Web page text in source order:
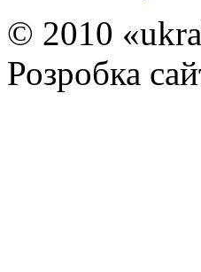
© 2010
Розробка